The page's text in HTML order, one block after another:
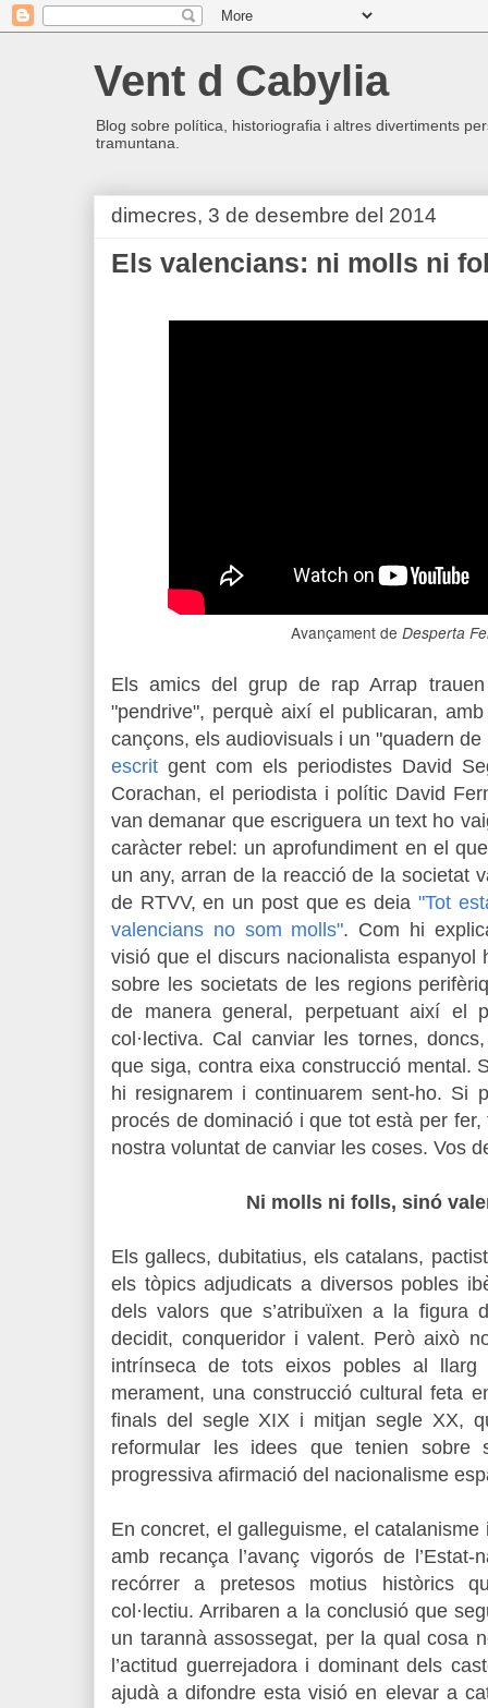
Vent d Cabylia
Blog sobre política, historiografia i altres divertiments
tramuntana.
dimecres, 3 de desembre del 2014
Els valencians: ni molls ni
Avançament de Desperta
Els amics del grup de rap Arrap
"pendrive", perquè així el publicaran,
cançons, els audiovisuals i un "quadern
escrit gent com els periodistes David
Corachan, el periodista i polític David
van demanar que escriguera un text ho
caràcter rebel: un aprofundiment en el
un any, arran de la reacció de la societat
de RTVV, en un post que es deia "Tot
valencians no som molls". Com hi
visió que el discurs nacionalista espanyol
sobre les societats de les regions
de manera general, perpetuant així el
col·lectiva. Cal canviar les tornes,
que siga, contra eixa construcció mental.
hi resignarem i continuarem sent-ho. Si
procés de dominació i que tot està per
nostra voluntat de canviar les coses. Vos
Ni molls ni folls, sinó
Els gallecs, dubitatius, els catalans,
els tòpics adjudicats a diversos pobles
dels valors que s’atribuïxen a la figura
decidit, conqueridor i valent. Però això
intrínseca de tots eixos pobles al
merament, una construcció cultural feta
finals del segle XIX i mitjan segle XX,
reformular les idees que tenien
progressiva afirmació del nacionalisme
En concret, el galleguisme, el
amb recança l’avanç vigorós de
recórrer a pretesos motius històrics
col·lectiu. Arribaren a la conclusió que
un tarannà assossegat, per la qual cosa
l’actitud guerrejadora i dominant dels
ajudà a difondre esta visió en elevar a